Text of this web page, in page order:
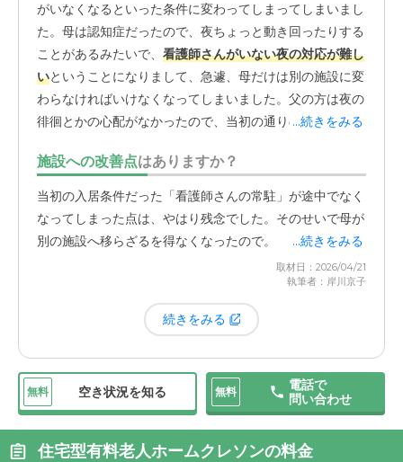
がいなくなるといった条件に変わってしまってしまいまし
た。母は認知症だったので、夜ちょっと動き回ったりする
ことがあるみたいで、 看護師さんがいない夜の対応が難し
いということになりまして、急遽、母だけは別の施設に変
わらなければいけなくなってしまいました。父の方は夜の
徘徊とかの心配がなかったので、当初の通りの内容で大丈
けなくなったのは残念でした。
父はその後、施設にいる時にインフルエンザになって、そ
のまま入院して亡くなりました。体調を崩した時は昼間だ
ど、その際の対応はしっかりしていただけました。
...続きをみる
施設への改善点はありますか？
当初の入居条件だった「看護師さんの常駐」が途中でなく
なってしまった点は、やはり残念でした。そのせいで母が
別の施設へ移らざるを得なくなったので。
...続きをみる
取材日：2026/04/21
執筆者：岸川京子
続きをみる
無料 空き状況を知る 無料
電話で
問い合わせ
住宅型有料老人ホームクレソンの料金